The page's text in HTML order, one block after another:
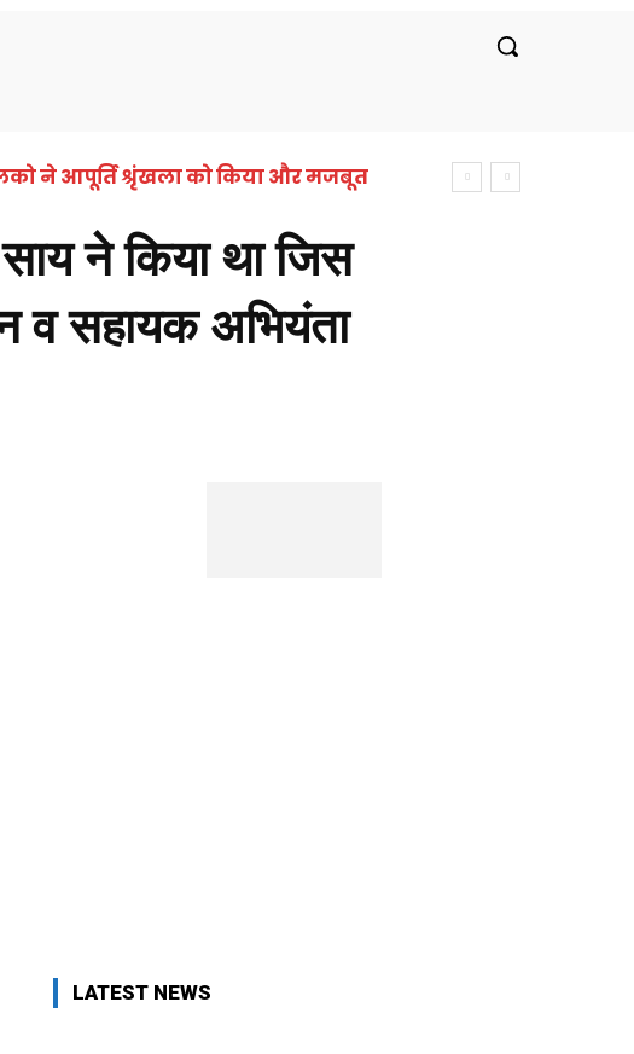
ने आपूर्ति श्रृंखला को किया और मजबूत
ने किया था जिस
व सहायक अभियंता
LATEST NEWS